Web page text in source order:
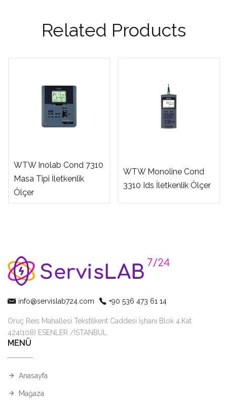
Related Products
WTW Inolab Cond 7310
Masa Tipi İletkenlik
Ölçer
WTW Monoline Cond
3310 Ids İletkenlik Ölçer
info@servislab724.com +90 536 473 61 14
Oruç Reis Mahallesi Tekstilkent Caddesi İşhanı Blok 4.Kat
424(108) ESENLER /İSTANBUL
MENÜ
Anasayfa
Mağaza